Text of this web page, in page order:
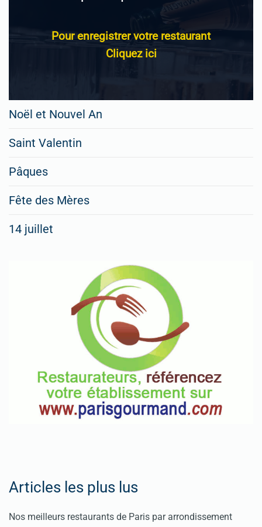
Pour enregistrer votre restaurant
Cliquez ici
Noël et Nouvel An
Saint Valentin
Pâques
Fête des Mères
14 juillet
Articles les plus lus
Nos meilleurs restaurants de Paris par arrondissement